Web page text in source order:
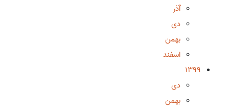
آذر
دی
بهمن
اسفند
1399
دی
بهمن